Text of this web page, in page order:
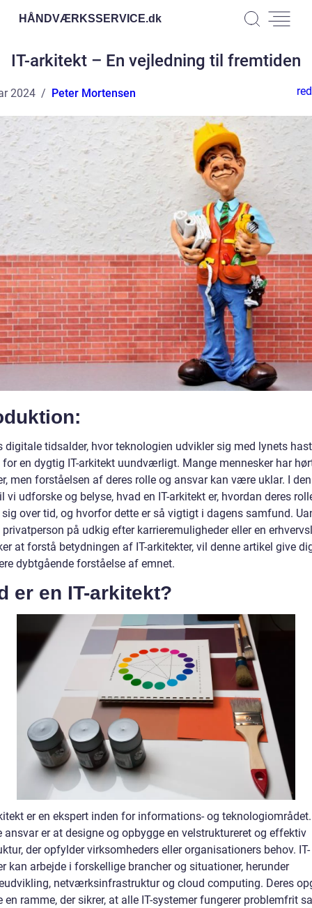
HÅNDVÆRKSSERVICE.dk
IT-arkitekt – En vejledning til fremtiden
2024 Peter Mortensen
digitale tidsalder, hvor teknologien udvikler sig med lynets
for en dygtig IT-arkitekt uundværligt. Mange mennesker har
men forståelsen af deres rolle og ansvar kan være uklar. I
vi udforske og belyse, hvad en IT-arkitekt er, hvordan deres
over tid, og hvorfor dette er så vigtigt i dagens samfund.
privatperson på udkig efter karrieremuligheder eller en
at forstå betydningen af IT-arkitekter, vil denne artikel give
dybtgående forståelse af emnet.
er en IT-arkitekt?
er en ekspert inden for informations- og
er at designe og opbygge en velstruktureret og effektiv
der opfylder virksomheders eller organisationers behov. IT-
kan arbejde i forskellige brancher og situationer, herunder
netværksinfrastruktur og cloud computing. Deres
en ramme, der sikrer, at alle IT-systemer fungerer problemfrit